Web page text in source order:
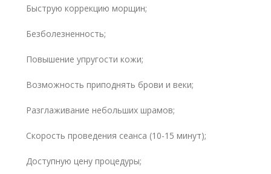
Быструю коррекцию морщин;
Безболезненность;
Повышение упругости кожи;
Возможность приподнять брови и веки;
Разглаживание небольших шрамов;
Скорость проведения сеанса (10-15 минут);
Доступную цену процедуры;